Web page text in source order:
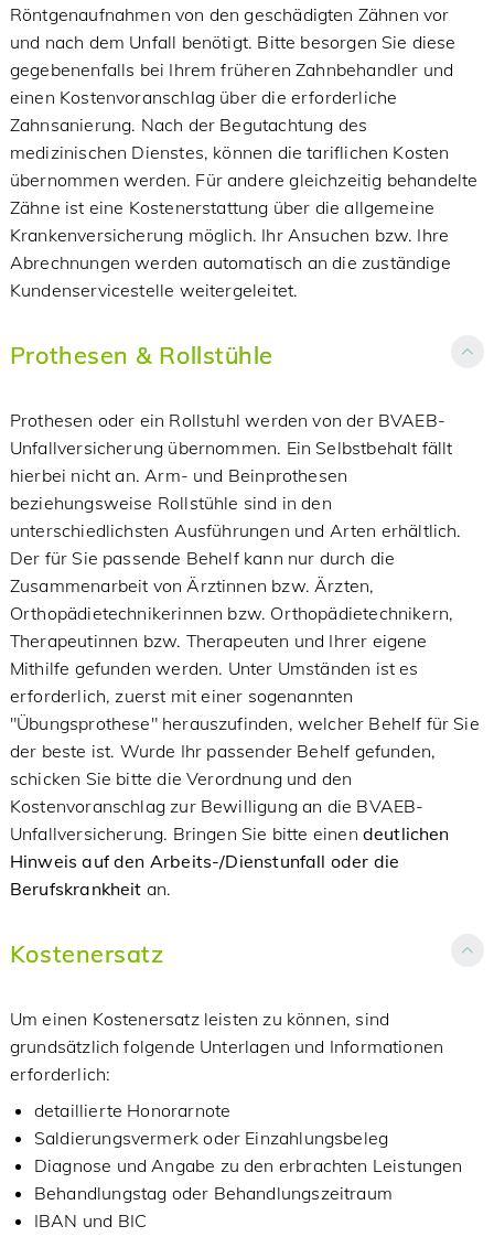
Röntgenaufnahmen von den geschädigten Zähnen vor
und nach dem Unfall benötigt. Bitte besorgen Sie diese
gegebenenfalls bei Ihrem früheren Zahnbehandler und
einen Kostenvoranschlag über die erforderliche
Zahnsanierung. Nach der Begutachtung des
medizinischen Dienstes, können die tariflichen Kosten
übernommen werden. Für andere gleichzeitig behandelte
Zähne ist eine Kostenerstattung über die allgemeine
Krankenversicherung möglich. Ihr Ansuchen bzw. Ihre
Abrechnungen werden automatisch an die zuständige
Kundenservicestelle weitergeleitet.
Prothesen & Rollstühle
Prothesen oder ein Rollstuhl werden von der BVAEB-
Unfallversicherung übernommen. Ein Selbstbehalt fällt
hierbei nicht an. Arm- und Beinprothesen
beziehungsweise Rollstühle sind in den
unterschiedlichsten Ausführungen und Arten erhältlich.
Der für Sie passende Behelf kann nur durch die
Zusammenarbeit von Ärztinnen bzw. Ärzten,
Orthopädietechnikerinnen bzw. Orthopädietechnikern,
Therapeutinnen bzw. Therapeuten und Ihrer eigene
Mithilfe gefunden werden. Unter Umständen ist es
erforderlich, zuerst mit einer sogenannten
"Übungsprothese" herauszufinden, welcher Behelf für Sie
der beste ist. Wurde Ihr passender Behelf gefunden,
schicken Sie bitte die Verordnung und den
Kostenvoranschlag zur Bewilligung an die BVAEB-
Unfallversicherung. Bringen Sie bitte einen deutlichen
Hinweis auf den Arbeits-/Dienstunfall oder die
Berufskrankheit an.
Kostenersatz
Um einen Kostenersatz leisten zu können, sind
grundsätzlich folgende Unterlagen und Informationen
erforderlich:
detaillierte Honorarnote
Saldierungsvermerk oder Einzahlungsbeleg
Diagnose und Angabe zu den erbrachten Leistungen
Behandlungstag oder Behandlungszeitraum
IBAN und BIC